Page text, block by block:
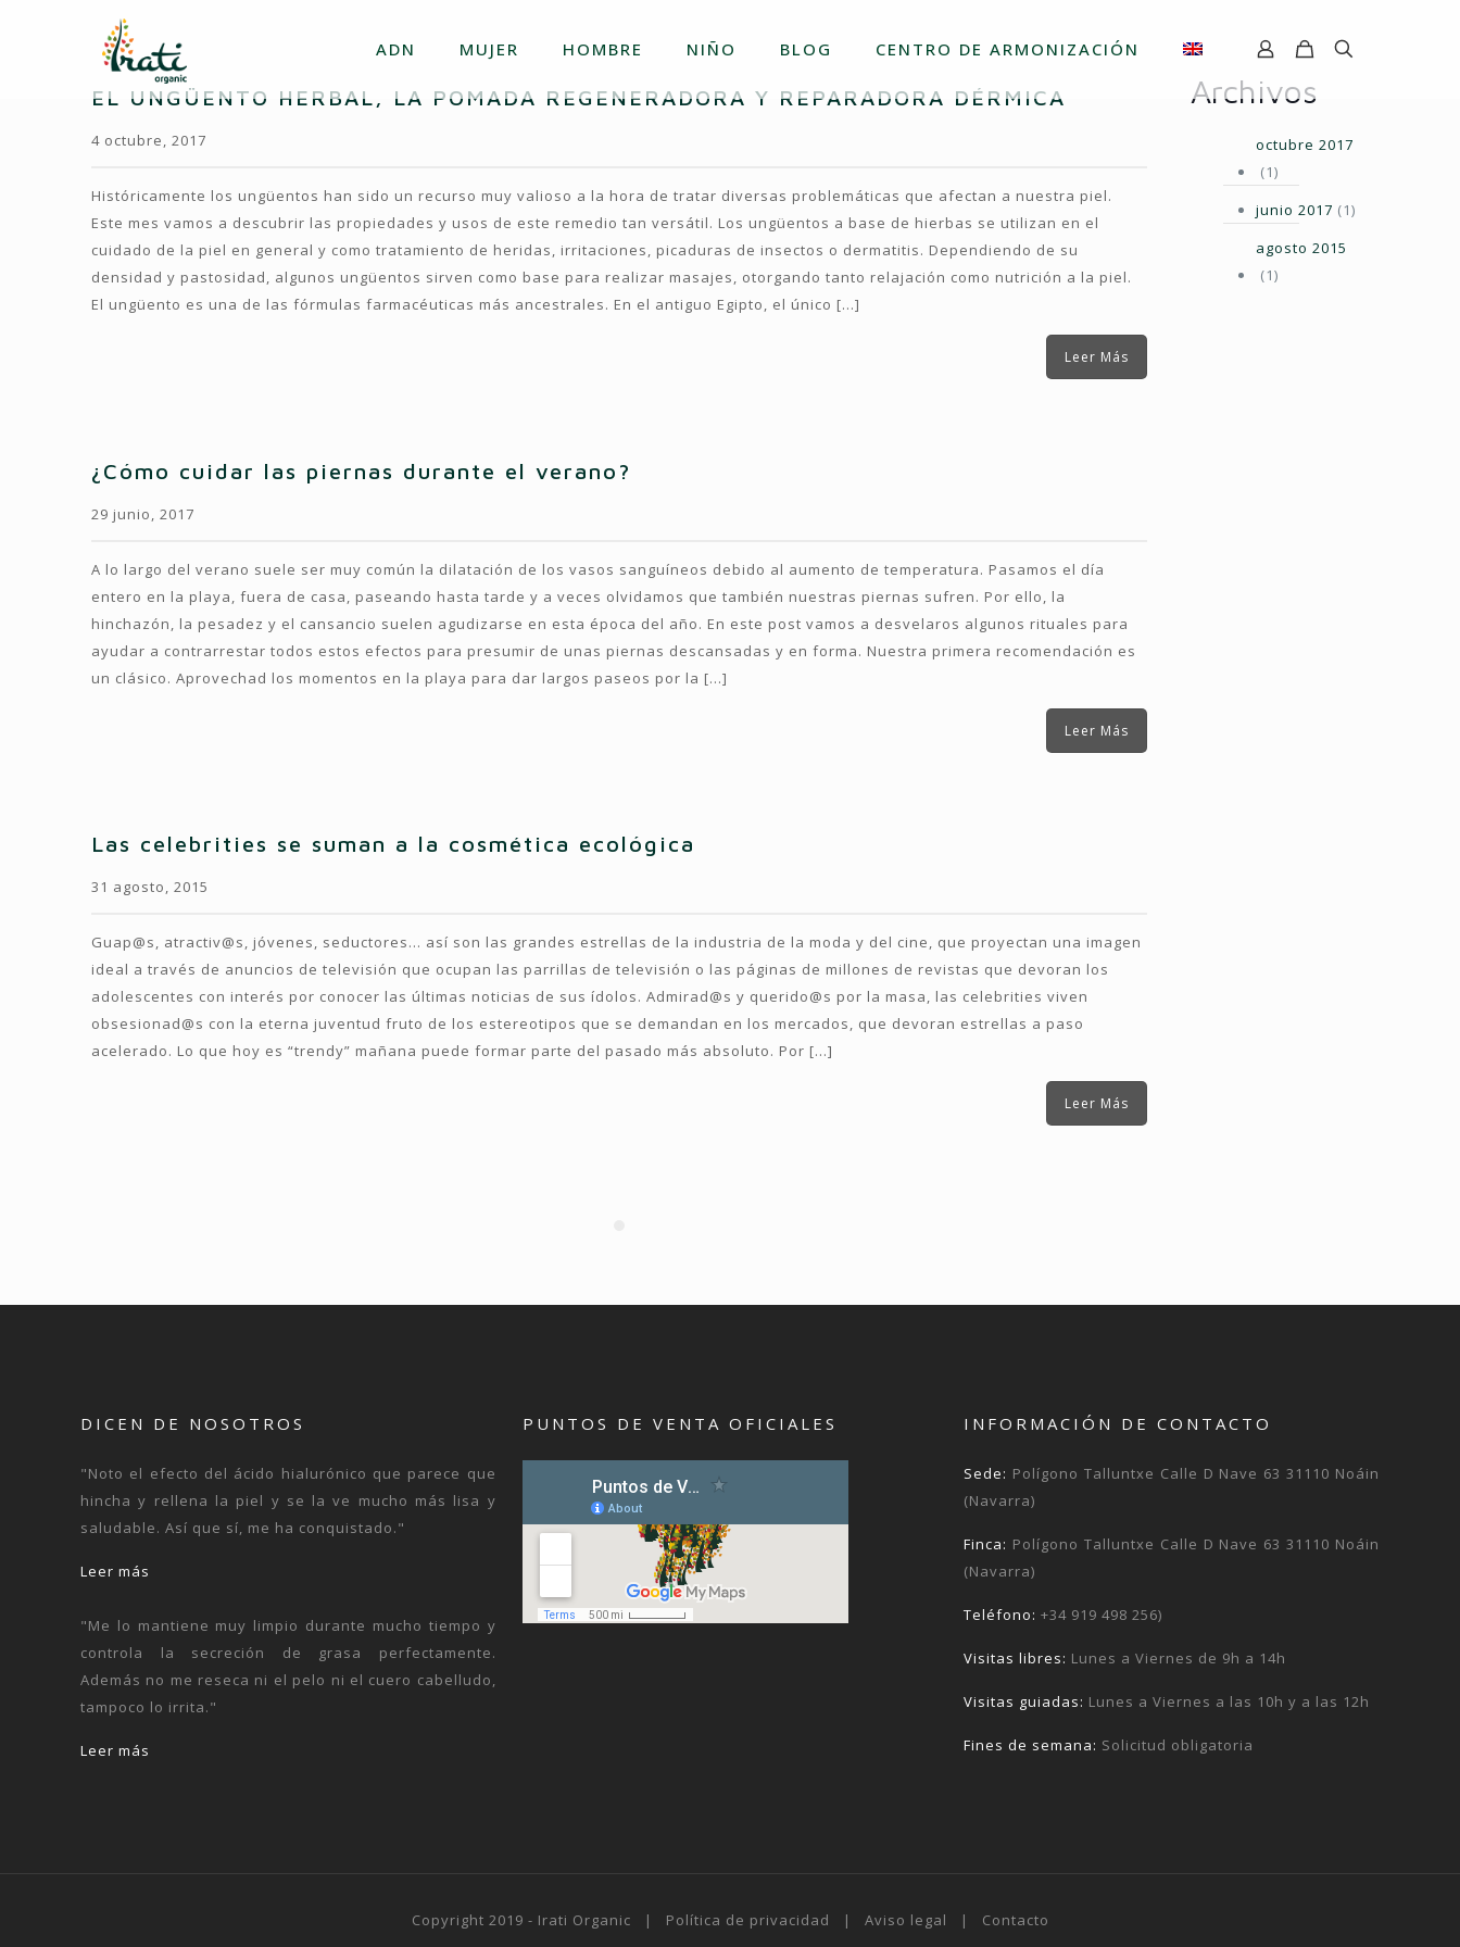
ADN MUJER HOMBRE NIÑO BLOG CENTRO DE ARMONIZACIÓN
EL UNGÜENTO HERBAL, LA POMADA REGENERADORA Y REPARADORA DÉRMICA
4 octubre, 2017
Históricamente los ungüentos han sido un recurso muy valioso a la hora de tratar diversas problemáticas que afectan a nuestra piel.
Este mes vamos a descubrir las propiedades y usos de este remedio tan versátil. Los ungüentos a base de hierbas se utilizan en el
cuidado de la piel en general y como tratamiento de heridas, irritaciones, picaduras de insectos o dermatitis. Dependiendo de su
densidad y pastosidad, algunos ungüentos sirven como base para realizar masajes, otorgando tanto relajación como nutrición a la piel.
El ungüento es una de las fórmulas farmacéuticas más ancestrales. En el antiguo Egipto, el único […]
Leer Más
¿Cómo cuidar las piernas durante el verano?
29 junio, 2017
A lo largo del verano suele ser muy común la dilatación de los vasos sanguíneos debido al aumento de temperatura. Pasamos el día
entero en la playa, fuera de casa, paseando hasta tarde y a veces olvidamos que también nuestras piernas sufren. Por ello, la
hinchazón, la pesadez y el cansancio suelen agudizarse en esta época del año. En este post vamos a desvelaros algunos rituales para
ayudar a contrarrestar todos estos efectos para presumir de unas piernas descansadas y en forma. Nuestra primera recomendación es
un clásico. Aprovechad los momentos en la playa para dar largos paseos por la […]
Leer Más
Las celebrities se suman a la cosmética ecológica
31 agosto, 2015
Guap@s, atractiv@s, jóvenes, seductores… así son las grandes estrellas de la industria de la moda y del cine, que proyectan una imagen
ideal a través de anuncios de televisión que ocupan las parrillas de televisión o las páginas de millones de revistas que devoran los
adolescentes con interés por conocer las últimas noticias de sus ídolos. Admirad@s y querido@s por la masa, las celebrities viven
obsesionad@s con la eterna juventud fruto de los estereotipos que se demandan en los mercados, que devoran estrellas a paso
acelerado. Lo que hoy es “trendy” mañana puede formar parte del pasado más absoluto. Por […]
Leer Más
Archivos
octubre 2017
(1)
junio 2017 (1)
agosto 2015
(1)
DICEN DE NOSOTROS
"Noto el efecto del ácido hialurónico que parece que
hincha y rellena la piel y se la ve mucho más lisa y
saludable. Así que sí, me ha conquistado."
Leer más
"Me lo mantiene muy limpio durante mucho tiempo y
controla la secreción de grasa perfectamente.
Además no me reseca ni el pelo ni el cuero cabelludo,
tampoco lo irrita."
Leer más
PUNTOS DE VENTA OFICIALES INFORMACIÓN DE CONTACTO
Sede: Polígono Talluntxe Calle D Nave 63 31110 Noáin
(Navarra)
Finca: Polígono Talluntxe Calle D Nave 63 31110 Noáin
(Navarra)
Teléfono:+34 919 498 256)
Visitas libres: Lunes a Viernes de 9h a 14h
Visitas guiadas: Lunes a Viernes a las 10h y a las 12h
Fines de semana: Solicitud obligatoria
Copyright 2019 - Irati Organic | Política de privacidad | Aviso legal | Contacto